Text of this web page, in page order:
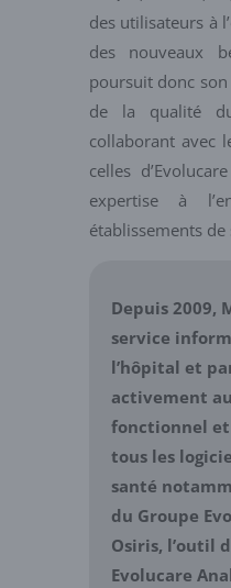
des utilisateurs à
des nouveaux
poursuit donc
de la qualité
collaborant avec
celles
expertise à
établissements de
Depuis 2009,
service
l’hôpital et
activement
fonctionnel et
tous les
santé
du Groupe
Osiris, l’outil
Evolucare